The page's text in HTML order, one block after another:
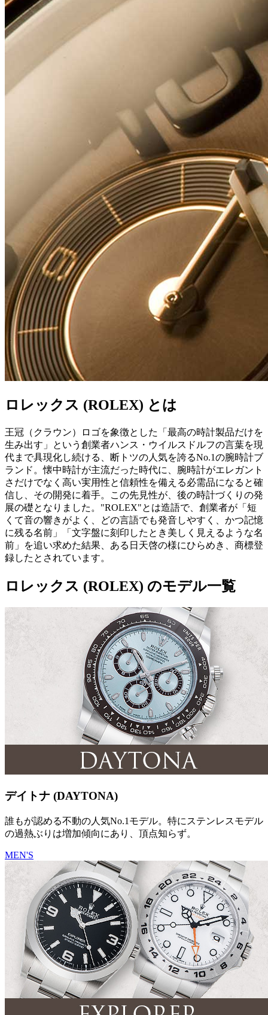
ロレックス (ROLEX) とは
王冠（クラウン）ロゴを象徴とした「最高の時計製品だけを
生み出す」という創業者ハンス・ウイルスドルフの言葉を現
代まで具現化し続ける、断トツの人気を誇るNo.1の腕時計ブ
ランド。懐中時計が主流だった時代に、腕時計がエレガント
さだけでなく高い実用性と信頼性を備える必需品になると確
信し、その開発に着手。この先見性が、後の時計づくりの発
展の礎となりました。"ROLEX"とは造語で、創業者が「短
くて音の響きがよく、どの言語でも発音しやすく、かつ記憶
に残る名前」「文字盤に刻印したとき美しく見えるような名
前」を追い求めた結果、ある日天啓の様にひらめき、商標登
録したとされています。
ロレックス (ROLEX) のモデル一覧
デイトナ (DAYTONA)
誰もが認める不動の人気No.1モデル。特にステンレスモデル
の過熱ぶりは増加傾向にあり、頂点知らず。
MEN'S